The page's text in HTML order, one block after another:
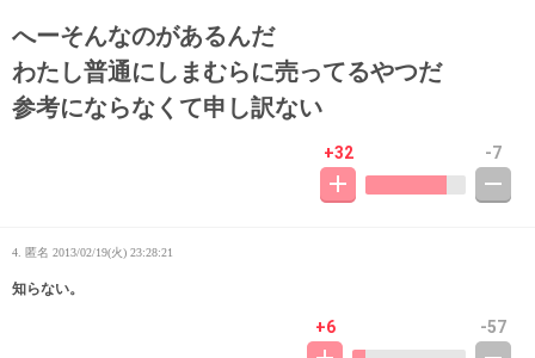
へーそんなのがあるんだ
わたし普通にしまむらに売ってるやつだ
参考にならなくて申し訳ない
+32 -7
4. 匿名 2013/02/19(火) 23:28:21
知らない。
+6 -57